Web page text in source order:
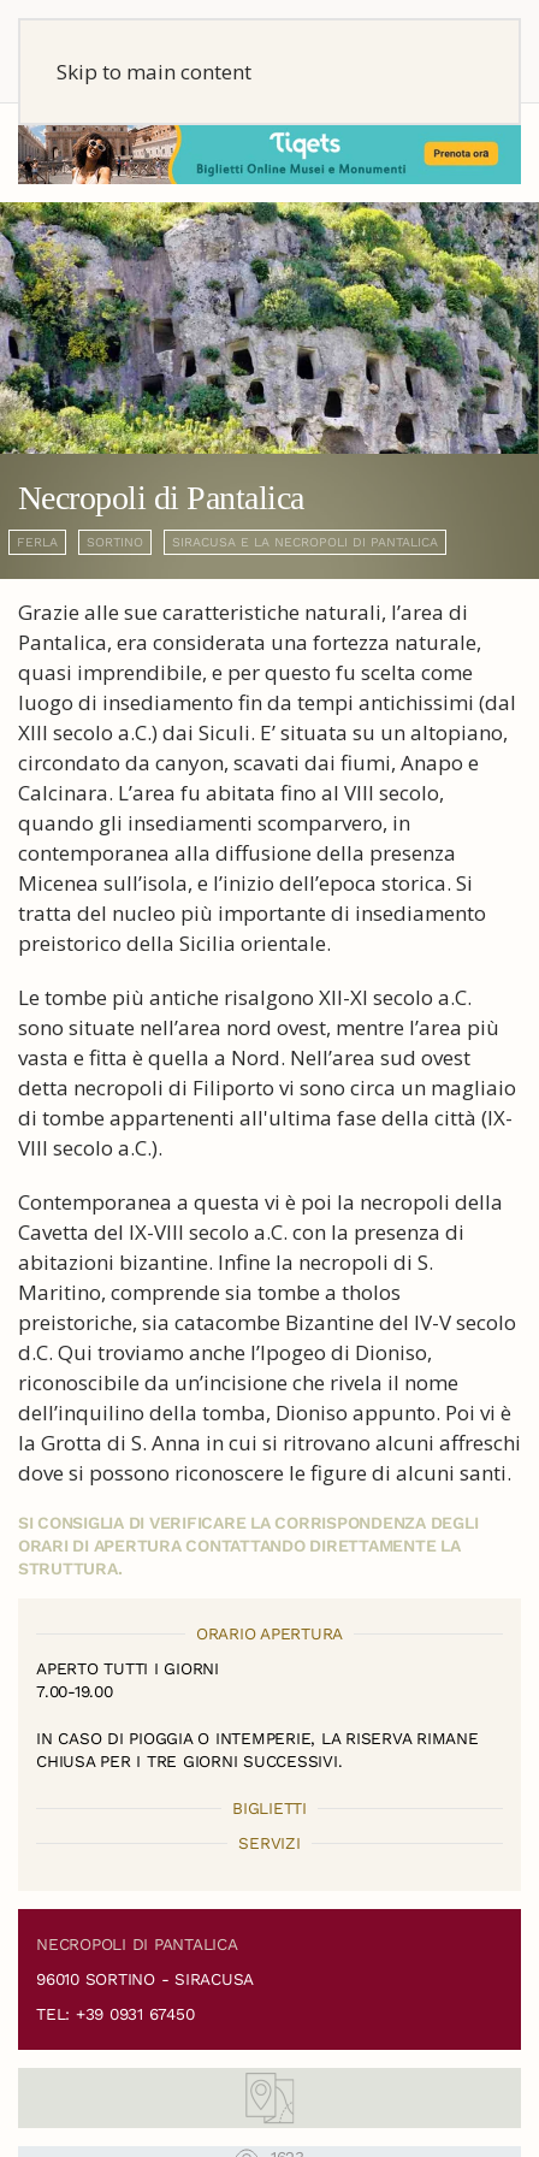
Skip to main content
Necropoli di Pantalica
FERLA SORTINO SIRACUSA E LA NECROPOLI DI PANTALICA
Grazie alle sue caratteristiche naturali, l’area di
Pantalica, era considerata una fortezza naturale,
quasi imprendibile, e per questo fu scelta come
luogo di insediamento fin da tempi antichissimi (dal
XIII secolo a.C.) dai Siculi. E’ situata su un altopiano,
circondato da canyon, scavati dai fiumi, Anapo e
Calcinara. L’area fu abitata fino al VIII secolo,
quando gli insediamenti scomparvero, in
contemporanea alla diffusione della presenza
Micenea sull’isola, e l’inizio dell’epoca storica. Si
tratta del nucleo più importante di insediamento
preistorico della Sicilia orientale.
Le tombe più antiche risalgono XII-XI secolo a.C.
sono situate nell’area nord ovest, mentre l’area più
vasta e fitta è quella a Nord. Nell’area sud ovest
detta necropoli di Filiporto vi sono circa un magliaio
di tombe appartenenti all'ultima fase della città (IX-
VIII secolo a.C.).
Contemporanea a questa vi è poi la necropoli della
Cavetta del IX-VIII secolo a.C. con la presenza di
abitazioni bizantine. Infine la necropoli di S.
Maritino, comprende sia tombe a tholos
preistoriche, sia catacombe Bizantine del IV-V secolo
d.C. Qui troviamo anche l’Ipogeo di Dioniso,
riconoscibile da un’incisione che rivela il nome
dell’inquilino della tomba, Dioniso appunto. Poi vi è
la Grotta di S. Anna in cui si ritrovano alcuni affreschi
dove si possono riconoscere le figure di alcuni santi.
SI CONSIGLIA DI VERIFICARE LA CORRISPONDENZA DEGLI
ORARI DI APERTURA CONTATTANDO DIRETTAMENTE LA
STRUTTURA.
ORARIO APERTURA
APERTO TUTTI I GIORNI
7.00-19.00
IN CASO DI PIOGGIA O INTEMPERIE, LA RISERVA RIMANE
CHIUSA PER I TRE GIORNI SUCCESSIVI.
BIGLIETTI
SERVIZI
NECROPOLI DI PANTALICA
96010 SORTINO - SIRACUSA
TEL: +39 0931 67450